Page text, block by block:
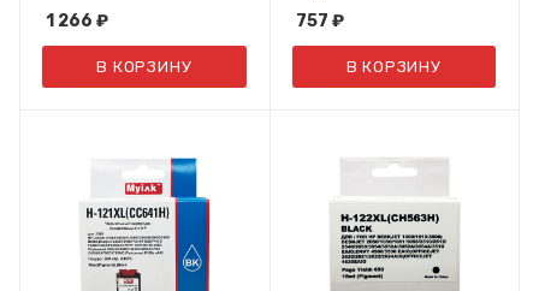
MFP/Managed MFP
P57750dw/P55250dw
(голубой, 110ml, с
1 266 ₽
В КОРЗИНУ
757 ₽
В КОРЗИНУ